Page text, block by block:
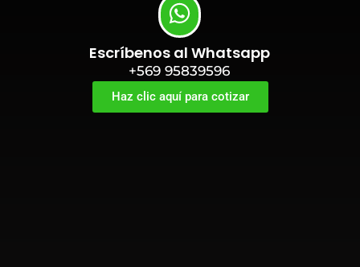
Escríbenos al Whatsapp
+569 95839596
Haz clic aquí para cotizar